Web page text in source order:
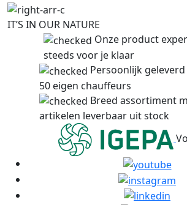
IT’S IN OUR NATURE
Onze product
steeds voor je klaar
Persoonlijk
50 eigen chauffeurs
Breed assortiment
artikelen leverbaar uit stock